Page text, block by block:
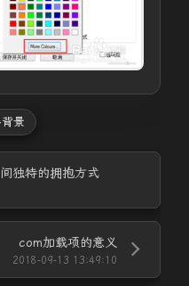
景
独特的拥抱方式
com加载项的意义
2018-09-13 13:49:10